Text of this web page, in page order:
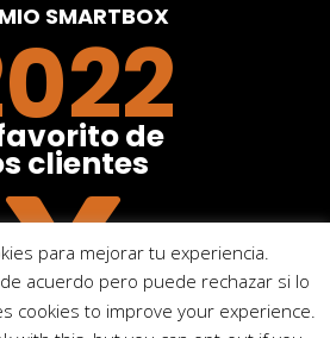
SMARTBOX
de
clientes

para mejorar tu experiencia.
acuerdo pero puede rechazar si lo
cookies to improve your experience.